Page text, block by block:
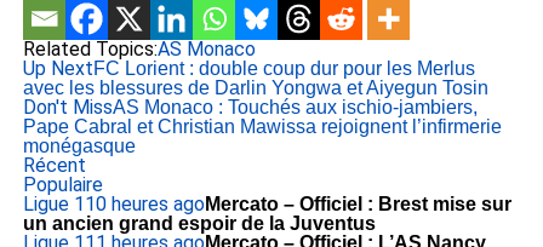
Related Topics:AS Monaco
Up NextFC Lorient : double coup dur pour les Merlus
avec les blessures de Darlin Yongwa et Aiyegun Tosin
Don't MissAS Monaco : Touchés aux ischio-jambiers,
Pape Cabral et Christian Mawissa rejoignent l’infirmerie
monégasque
Récent
Populaire
Ligue 110 heures agoMercato – Officiel : Brest mise sur
un ancien grand espoir de la Juventus
Mercato – Officiel : L’AS Nancy